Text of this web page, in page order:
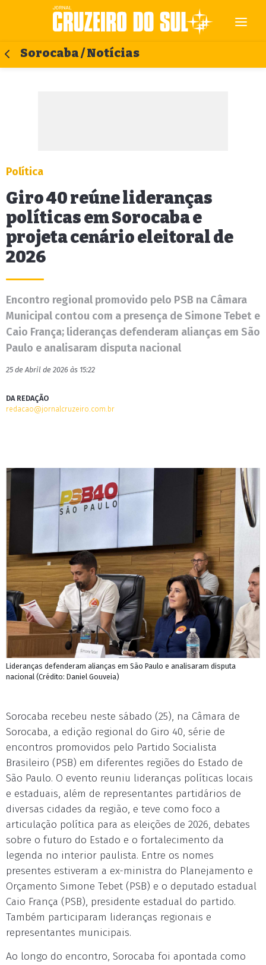
Sorocaba / Notícias
Política
Giro 40 reúne lideranças
políticas em Sorocaba e
projeta cenário eleitoral de
2026
Encontro regional promovido pelo PSB na Câmara
Municipal contou com a presença de Simone Tebet e
Caio França; lideranças defenderam alianças em São
Paulo e analisaram disputa nacional
25 de Abril de 2026 às 15:22
DA REDAÇÃO
redacao@jornalcruzeiro.com.br
Lideranças defenderam alianças em São Paulo e analisaram disputa
nacional (Crédito: Daniel Gouveia)
Sorocaba recebeu neste sábado (25), na Câmara de
Sorocaba, a edição regional do Giro 40, série de
encontros promovidos pelo Partido Socialista
Brasileiro (PSB) em diferentes regiões do Estado de
São Paulo. O evento reuniu lideranças políticas locais
e estaduais, além de representantes partidários de
diversas cidades da região, e teve como foco a
articulação política para as eleições de 2026, debates
sobre o futuro do Estado e o fortalecimento da
legenda no interior paulista. Entre os nomes
presentes estiveram a ex-ministra do Planejamento e
Orçamento Simone Tebet (PSB) e o deputado estadual
Caio França (PSB), presidente estadual do partido.
Também participaram lideranças regionais e
representantes municipais.
Ao longo do encontro, Sorocaba foi apontada como